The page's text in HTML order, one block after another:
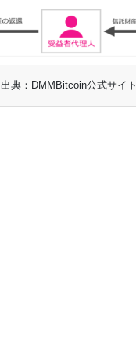
出典：DMMBitcoin公式サイト